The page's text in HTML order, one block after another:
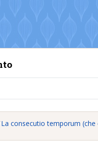
La consecutio temporum (che